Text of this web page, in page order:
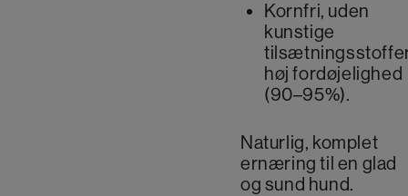
Kornfri, uden
kunstige
høj fordøjelighed
(90–95%).
Naturlig, komplet
ernæring til en glad
og sund hund.